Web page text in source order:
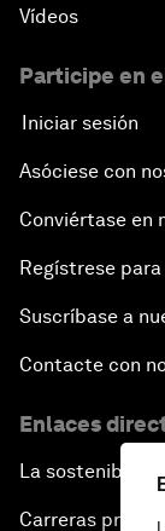
Vídeos
Participe en
Iniciar sesión
Asóciese con
Conviértase en
Regístrese
Suscríbase a
Contacte con
Enlaces
La
Carreras